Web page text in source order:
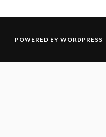
POWERED BY WORDPRESS